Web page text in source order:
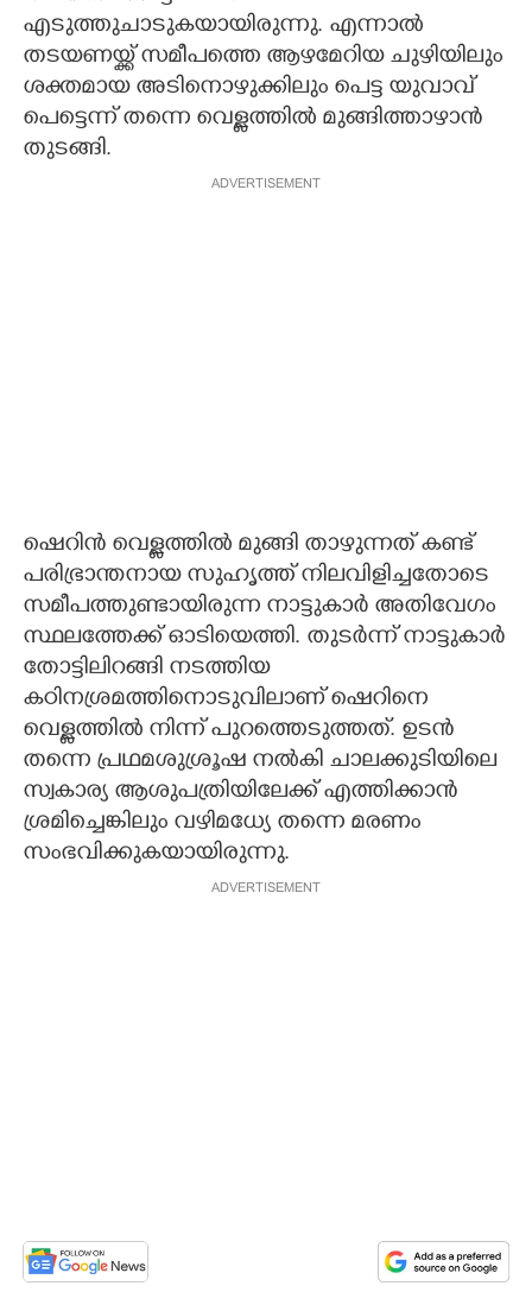
എടുത്തുചാടുകയായിരുന്നു. എന്നാല്‍
തടയണയ്ക്ക് സമീപത്തെ ആഴമേറിയ ചുഴിയിലും
ശക്തമായ അടിനൊഴുക്കിലും പെട്ട യുവാവ്
പെട്ടെന്ന് തന്നെ വെള്ളത്തില്‍ മുങ്ങിത്താഴാന്‍
തുടങ്ങി.
ADVERTISEMENT
ഷെറിന്‍ വെള്ളത്തില്‍ മുങ്ങി താഴുന്നത് കണ്ട്
പരിഭ്രാന്തനായ സുഹൃത്ത് നിലവിളിച്ചതോടെ
സമീപത്തുണ്ടായിരുന്ന നാട്ടുകാര്‍ അതിവേഗം
സ്ഥലത്തേക്ക് ഓടിയെത്തി. തുടര്‍ന്ന് നാട്ടുകാര്‍
തോട്ടിലിറങ്ങി നടത്തിയ
കഠിനശ്രമത്തിനൊടുവിലാണ് ഷെറിനെ
വെള്ളത്തില്‍ നിന്ന് പുറത്തെടുത്തത്. ഉടന്‍
തന്നെ പ്രഥമശുശ്രൂഷ നല്‍കി ചാലക്കുടിയിലെ
സ്വകാര്യ ആശുപത്രിയിലേക്ക് എത്തിക്കാന്‍
ശ്രമിച്ചെങ്കിലും വഴിമധ്യേ തന്നെ മരണം
സംഭവിക്കുകയായിരുന്നു.
ADVERTISEMENT